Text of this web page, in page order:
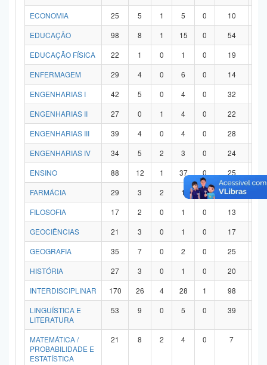
ECONOMIA
25 5 1 5 0 10
EDUCAÇÃO
98 8 1 15 0 54
EDUCAÇÃO FÍSICA
22 1 0 1 0 19
ENFERMAGEM
29 4 0 6 0 14
ENGENHARIAS I
42 5 0 4 0 32
ENGENHARIAS II
27 0 1 4 0 22
ENGENHARIAS III
39 4 0 4 0 28
ENGENHARIAS IV
34 5 2 3 0 24
ENSINO
88 12 1 37 0 25
FARMÁCIA
29 3 2 1 0 21
FILOSOFIA
17 2 0 1 0 13
GEOCIÊNCIAS
21 3 0 1 0 17
GEOGRAFIA
35 7 0 2 0 25
HISTÓRIA
27 3 0 1 0 20
INTERDISCIPLINAR
170 26 4 28 1 98
LINGUÍSTICA E
LITERATURA
53 9 0 5 0 39
MATEMÁTICA /
PROBABILIDADE E
ESTATÍSTICA
21 8 2 4 0 7